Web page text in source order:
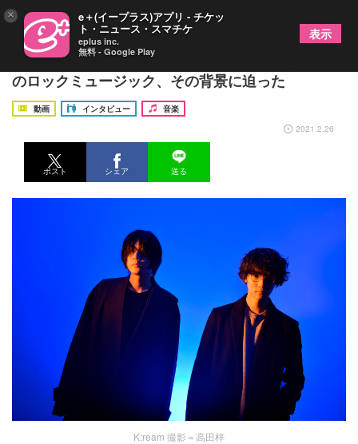
K:reamインタビュー 対極の2人が生み出す未体験
のロックミュージック、その背景に迫った
動画 インタビュー
音楽
2021.2.26
ポスト シェア 送る
K:ream 撮影＝高田梓
× e＋(イープラス)アプリ - チケッ
ト・ニュース・スマチケ
eplus inc.
無料 - Google Play
表示